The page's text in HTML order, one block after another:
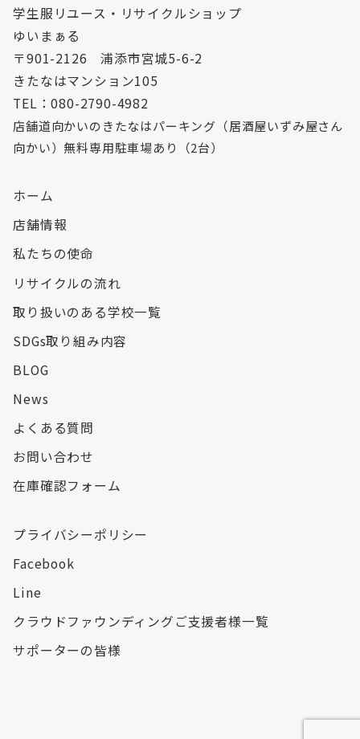
学生服リユース・リサイクルショップ
ゆいまぁる
〒901-2126 浦添市宮城5-6-2
きたなはマンション105
TEL：080-2790-4982
店舗道向かいのきたなはパーキング（居酒屋いずみ屋さん
向かい）無料専用駐車場あり（2台）
ホーム
店舗情報
私たちの使命
リサイクルの流れ
取り扱いのある学校一覧
SDGs取り組み内容
BLOG
News
よくある質問
お問い合わせ
在庫確認フォーム
プライバシーポリシー
Facebook
Line
クラウドファウンディングご支援者様一覧
サポーターの皆様